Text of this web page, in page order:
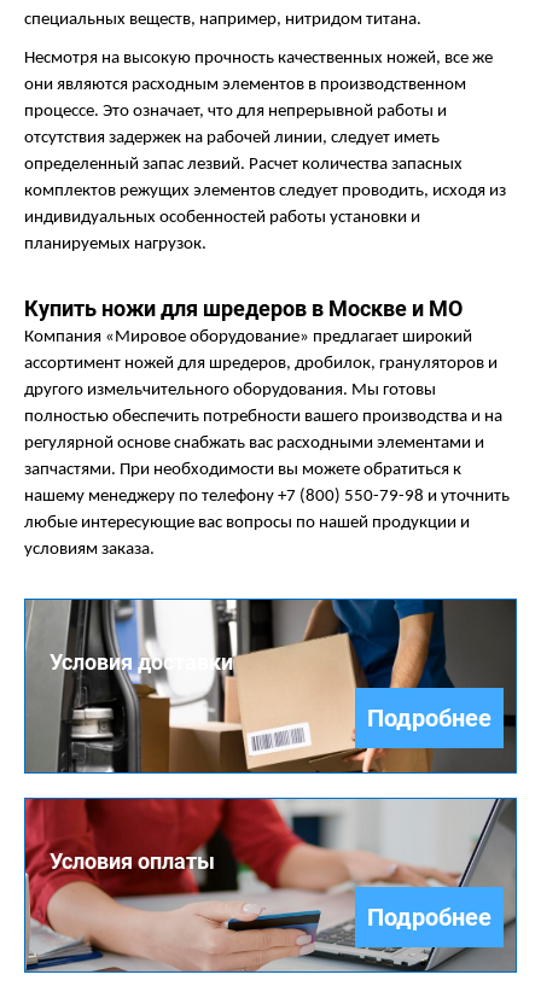
специальных веществ, например, нитридом титана.
Несмотря на высокую прочность качественных ножей, все же
они являются расходным элементов в производственном
процессе. Это означает, что для непрерывной работы и
отсутствия задержек на рабочей линии, следует иметь
определенный запас лезвий. Расчет количества запасных
комплектов режущих элементов следует проводить, исходя из
индивидуальных особенностей работы установки и
планируемых нагрузок.
Купить ножи для шредеров в Москве и МО
Компания «Мировое оборудование» предлагает широкий
ассортимент ножей для шредеров, дробилок, грануляторов и
другого измельчительного оборудования. Мы готовы
полностью обеспечить потребности вашего производства и на
регулярной основе снабжать вас расходными элементами и
запчастями. При необходимости вы можете обратиться к
нашему менеджеру по телефону +7 (800) 550-79-98 и уточнить
любые интересующие вас вопросы по нашей продукции и
условиям заказа.
Условия доставки
Подробнее
Условия оплаты
Подробнее